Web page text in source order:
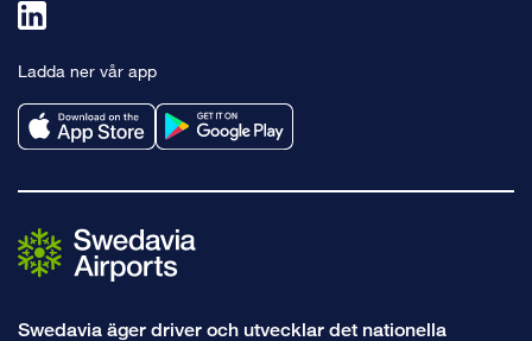
linkedin
Ladda ner vår app
Swedavia äger driver och utvecklar det nationella